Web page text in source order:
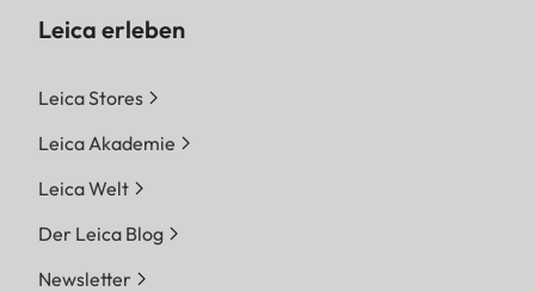
Leica erleben
Leica Stores
Leica Akademie
Leica Welt
Der Leica Blog
Newsletter